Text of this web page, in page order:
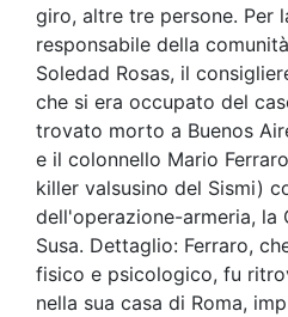
giro, altre tre persone. Per
responsabile della
Soledad Rosas, il
che si era occupato del
trovato morto a Buenos
e il colonnello Mario
killer valsusino del Sismi)
dell'operazione-armeria, la
Susa. Dettaglio: Ferraro,
fisico e psicologico, fu
nella sua casa di Roma,